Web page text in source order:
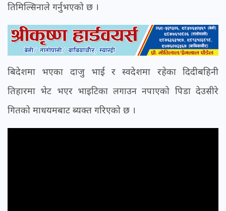
तिमिल्सिनाले गर्नुभएको छ ।
बिदेशमा भएका दाजु भाई र स्वदेशमा रहेका दिदीबहिनी
तिहारमा भेट भएर भाइटिका लगाउन नपाएको पिडा देउसीरे
गितको माधयमबाट ब्यक्त गरिएको छ ।